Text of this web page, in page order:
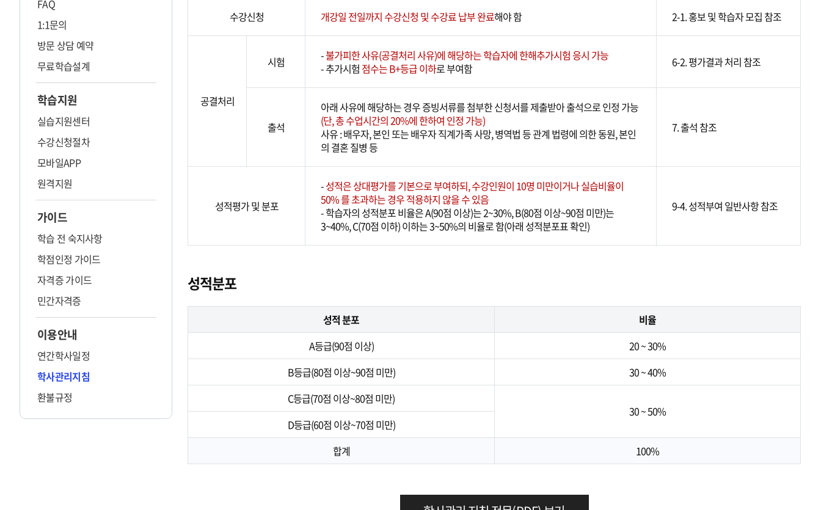
FAQ
1:1문의
방문 상담 예약
무료학습설계
학습지원
실습지원센터
수강신청절차
모바일APP
원격지원
가이드
학습 전 숙지사항
학점인정 가이드
자격증 가이드
민간자격증
이용안내
연간학사일정
학사관리지침
환불규정
수강신청 개강일 전일까지 수강신청 및 수강료 납부 완료해야 함 2-1. 홍보 및 학습자 모집 참조
공결처리
시험 -불가피한 사유(공결처리 사유)에 해당하는 학습자에 한해추가시험 응시 가능
- 추가시험 점수는 B+등급 이하로 부여함 6-2. 평가결과 처리 참조
출석
아래 사유에 해당하는 경우 증빙서류를 첨부한 신청서를 제출받아 출석으로 인정 가능
(단, 총 수업시간의 20%에 한하여 인정 가능)
사유 : 배우자, 본인 또는 배우자 직계가족 사망, 병역법 등 관계 법령에 의한 동원, 본인
의 결혼 질병 등
7. 출석 참조
성적평가 및 분포
-성적은 상대평가를 기본으로 부여하되, 수강인원이 10명 미만이거나 실습비율이
50% 를 초과하는 경우 적용하지 않을 수 있음
- 학습자의 성적분포 비율은 A(90점 이상)는 2~30%, B(80점 이상~90점 미만)는
3~40%, C(70점 이하) 이하는 3~50%의 비율로 함(아래 성적분포표 확인)
9-4. 성적부여 일반사항 참조
성적분포
성적 분포
비율
A등급(90점 이상)
20 ~ 30%
B등급(80점 이상~90점 미만)
30 ~ 40%
C등급(70점 이상~80점 미만)
30 ~ 50%
D등급(60점 이상~70점 미만)
합계
100%